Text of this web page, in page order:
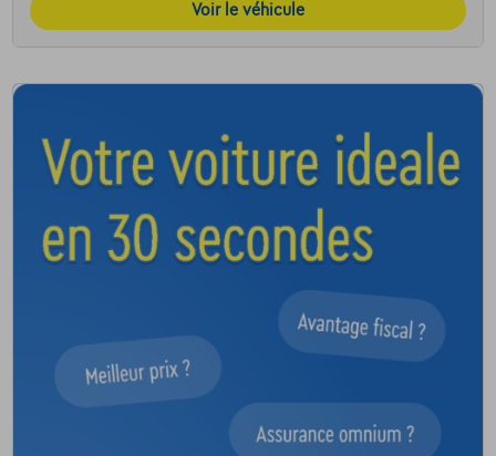
Voir le véhicule